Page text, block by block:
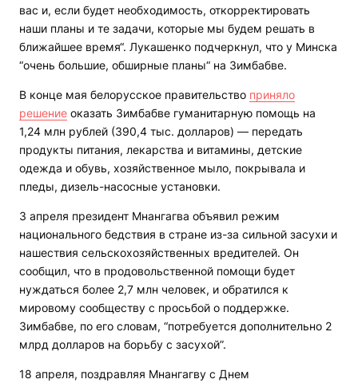
вас и, если будет необходимость, откорректировать
наши планы и те задачи, которые мы будем решать в
ближайшее время“. Лукашенко подчеркнул, что у Минска
“очень большие, обширные планы“ на Зимбабве.
В конце мая белорусское правительство приняло
решение оказать Зимбабве гуманитарную помощь на
1,24 млн рублей (390,4 тыс. долларов) — передать
продукты питания, лекарства и витамины, детские
одежда и обувь, хозяйственное мыло, покрывала и
пледы, дизель-насосные установки.
3 апреля президент Мнангагва объявил режим
национального бедствия в стране из-за сильной засухи и
нашествия сельскохозяйственных вредителей. Он
сообщил, что в продовольственной помощи будет
нуждаться более 2,7 млн человек, и обратился к
мировому сообществу с просьбой о поддержке.
Зимбабве, по его словам, “потребуется дополнительно 2
млрд долларов на борьбу с засухой”.
18 апреля, поздравляя Мнангагву с Днем